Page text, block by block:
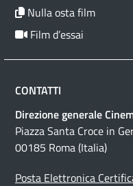
Nulla osta film
Film d’essai
CONTATTI
Direzione generale
Piazza Santa Croce in
00185 Roma (Italia)
Posta Elettronica